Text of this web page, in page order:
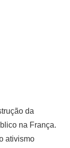
da
na França.
ativismo